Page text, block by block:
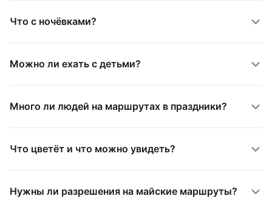
Что с ночёвками?
Можно ли ехать с детьми?
Много ли людей на маршрутах в праздники?
Что цветёт и что можно увидеть?
Нужны ли разрешения на майские маршруты?